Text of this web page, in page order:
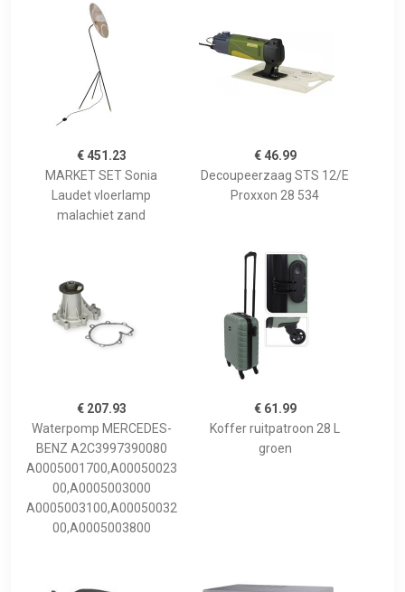
€ 451.23
MARKET SET Sonia
Laudet vloerlamp
malachiet zand
€ 46.99
Decoupeerzaag STS 12/E
Proxxon 28 534
€ 207.93
Waterpomp MERCEDES-
BENZ A2C3997390080
A0005001700,A00050023
00,A0005003000
A0005003100,A00050032
00,A0005003800
€ 61.99
Koffer ruitpatroon 28 L
groen